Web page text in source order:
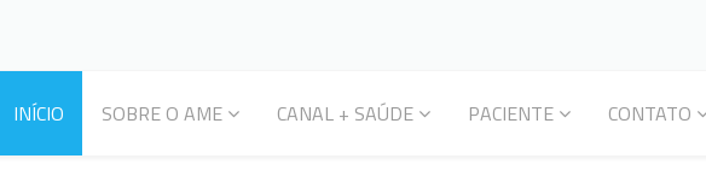
INÍCIO SOBRE O AME CANAL + SAÚDE PACIENTE CONTATO